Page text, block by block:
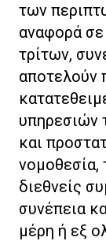
των
αναφορά
τρίτων,
αποτελούν
υπηρεσιών
και
νομοθεσία,
διεθνείς
συνέπεια
μέρη ή εξ